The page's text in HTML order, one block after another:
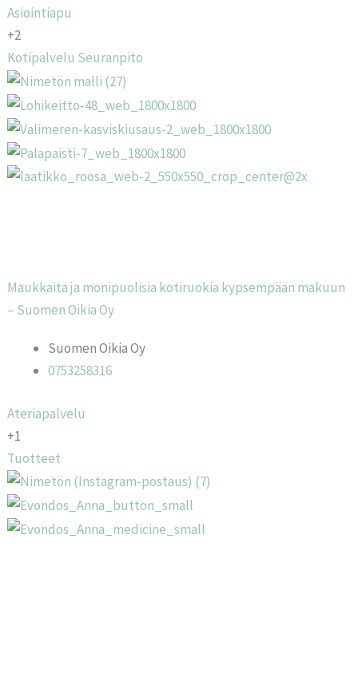
Asiointiapu
+2
Kotipalvelu Seuranpito
Maukkaita ja monipuolisia kotiruokia kypsempään makuun
– Suomen Oikia Oy
Suomen Oikia Oy
0753258316
Ateriapalvelu
+1
Tuotteet